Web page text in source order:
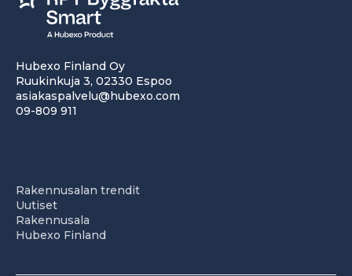
Hubexo Finland Oy
Ruukinkuja 3, 02330 Espoo
asiakaspalvelu@hubexo.com
09-809 911
Rakennusalan trendit
Uutiset
Rakennusala
Hubexo Finland